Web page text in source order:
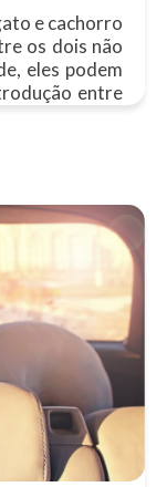
e cachorro
os dois não
eles podem
entre